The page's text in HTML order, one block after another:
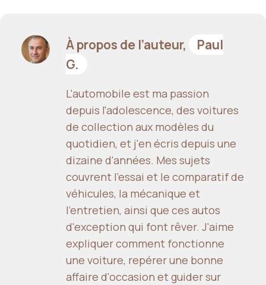
À propos de l’auteur,
Paul
G.
L'automobile est ma passion
depuis l'adolescence, des voitures
de collection aux modèles du
quotidien, et j'en écris depuis une
dizaine d'années. Mes sujets
couvrent l'essai et le comparatif de
véhicules, la mécanique et
l'entretien, ainsi que ces autos
d'exception qui font rêver. J'aime
expliquer comment fonctionne
une voiture, repérer une bonne
affaire d'occasion et guider sur